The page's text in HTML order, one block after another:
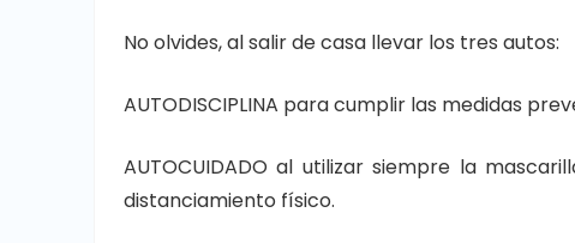
No olvides, al salir de casa llevar los tres autos:
AUTODISCIPLINA para cumplir las medidas
AUTOCUIDADO al utilizar siempre la
distanciamiento físico.